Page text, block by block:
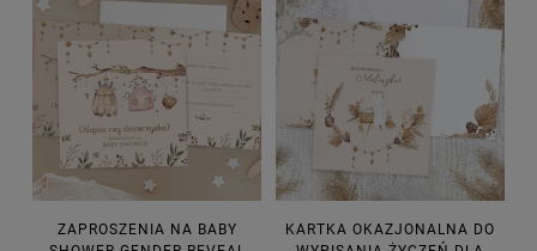
ZAPROSZENIA NA BABY
KARTKA OKAZJONALNA DO